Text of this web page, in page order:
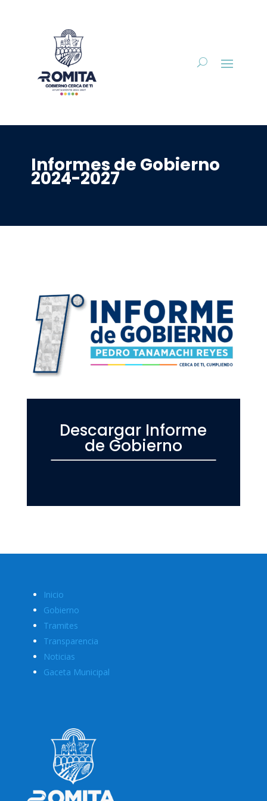
Informes de Gobierno
2024-2027
Descargar Informe
de Gobierno
Inicio
Gobierno
Tramites
Transparencia
Noticias
Gaceta Municipal